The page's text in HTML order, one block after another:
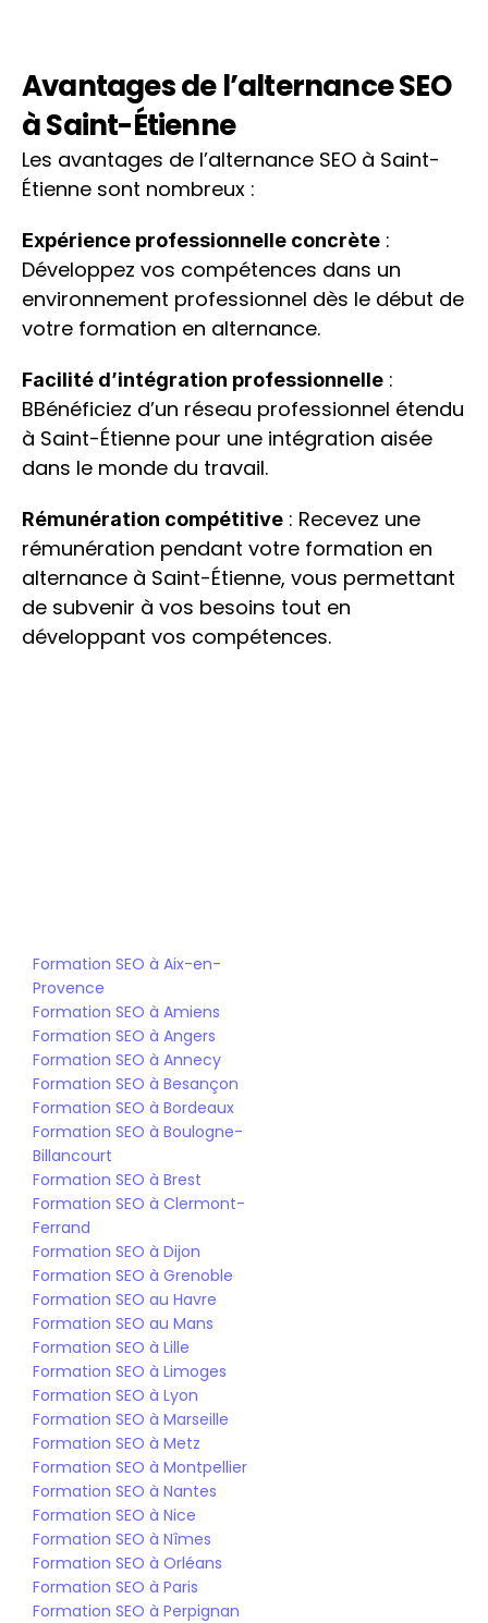
Avantages de l’alternance SEO
à Saint-Étienne
Les avantages de l’alternance SEO à Saint-
Étienne sont nombreux :
Expérience professionnelle concrète :
Développez vos compétences dans un
environnement professionnel dès le début de
votre formation en alternance.
Facilité d’intégration professionnelle :
BBénéficiez d’un réseau professionnel étendu
à Saint-Étienne pour une intégration aisée
dans le monde du travail.
Rémunération compétitive : Recevez une
rémunération pendant votre formation en
alternance à Saint-Étienne, vous permettant
de subvenir à vos besoins tout en
développant vos compétences.
axée sur la mise en pratique avec des
projets concrets et un suivi personnalisé.
Formation SEO à Aix-en-
Provence
Formation SEO à Amiens
Formation SEO à Angers
Formation SEO à Annecy
Formation SEO à Besançon
Formation SEO à Bordeaux
Formation SEO à Boulogne-
Billancourt
Formation SEO à Brest
Formation SEO à Clermont-
Ferrand
Formation SEO à Dijon
Formation SEO à Grenoble
Formation SEO au Havre
Formation SEO au Mans
Formation SEO à Lille
Formation SEO à Limoges
Formation SEO à Lyon
Formation SEO à Marseille
Formation SEO à Metz
Formation SEO à Montpellier
Formation SEO à Nantes
Formation SEO à Nice
Formation SEO à Nîmes
Formation SEO à Orléans
Formation SEO à Paris
Formation SEO à Perpignan